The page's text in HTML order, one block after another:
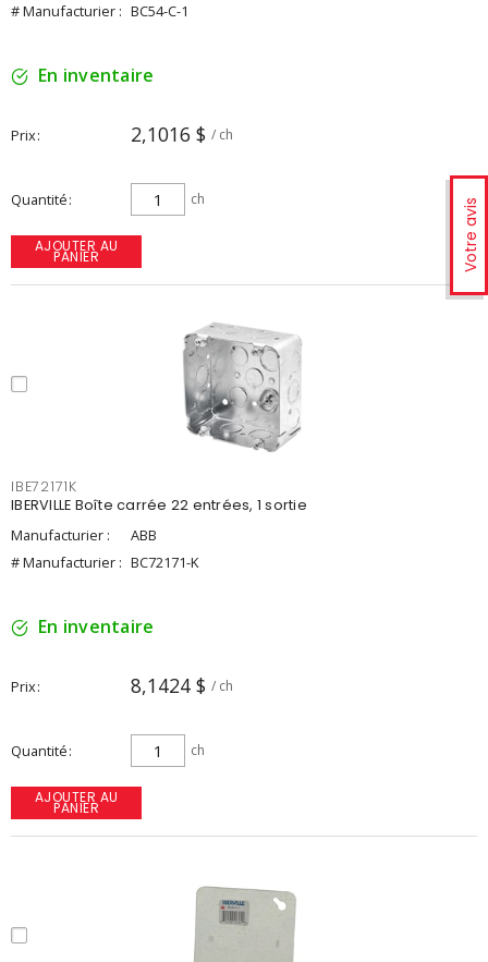
Votre avis
# Manufacturier : BC54-C-1
En inventaire
Prix 2,1016 $ / ch
Quantité ch
AJOUTER AU
PANIER
IBE72171K
IBERVILLE Boîte carrée 22 entrées, 1 sortie
Manufacturier :
ABB
# Manufacturier : BC72171-K
En inventaire
Prix 8,1424 $ / ch
Quantité ch
AJOUTER AU
PANIER